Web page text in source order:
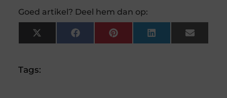
Goed artikel? Deel hem dan op:
X
(Twitter)
FacebookPinterestLinkedInEmail
Tags: